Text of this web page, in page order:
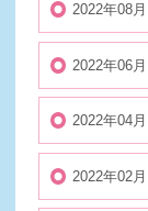
2022年08月
2022年06月
2022年04月
2022年02月